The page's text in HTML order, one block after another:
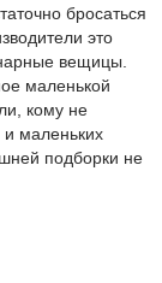
бросаться
это
вещицы.
маленькой
кому не
маленьких
подборки не